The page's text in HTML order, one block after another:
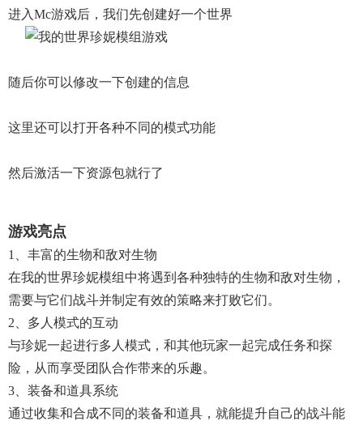
进入mc游戏后，我们先创建好一个世界
随后你可以修改一下创建的信息
这里还可以打开各种不同的模式功能
然后激活一下资源包就行了
游戏亮点
1、丰富的生物和敌对生物
在我的世界珍妮模组中将遇到各种独特的生物和敌对生物，
需要与它们战斗并制定有效的策略来打败它们。
2、多人模式的互动
与珍妮一起进行多人模式，和其他玩家一起完成任务和探
险，从而享受团队合作带来的乐趣。
3、装备和道具系统
通过收集和合成不同的装备和道具，就能提升自己的战斗能